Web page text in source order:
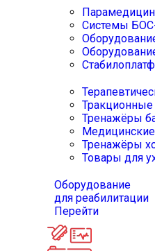
Системы
Тренажёры
Тренажёры
Товары для
Оборудование
для реабилитации
Перейти